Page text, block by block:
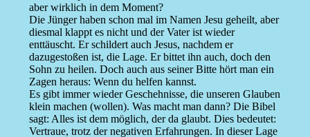
aber wirklich in dem Moment?
Die Jünger haben schon mal im Namen Jesu geheilt, aber
diesmal klappt es nicht und der Vater ist wieder
enttäuscht. Er schildert auch Jesus, nachdem er
dazugestoßen ist, die Lage. Er bittet ihn auch, doch den
Sohn zu heilen. Doch auch aus seiner Bitte hört man ein
Zagen heraus: Wenn du helfen kannst.
Es gibt immer wieder Geschehnisse, die unseren Glauben
klein machen (wollen). Was macht man dann? Die Bibel
sagt: Alles ist dem möglich, der da glaubt. Dies bedeutet:
Vertraue, trotz der negativen Erfahrungen. In dieser Lage